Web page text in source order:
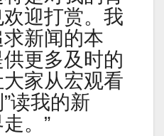
迎打赏。我
新闻的本
更多及时的
家从宏观看
读我的新
。”